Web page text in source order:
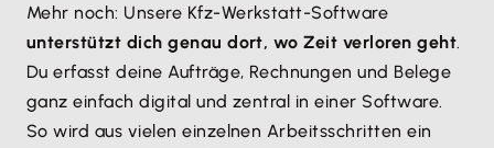
Mehr noch: Unsere Kfz-Werkstatt-Software
unterstützt dich genau dort, wo Zeit verloren geht.
Du erfasst deine Aufträge, Rechnungen und Belege
ganz einfach digital und zentral in einer Software.
So wird aus vielen einzelnen Arbeitsschritten ein